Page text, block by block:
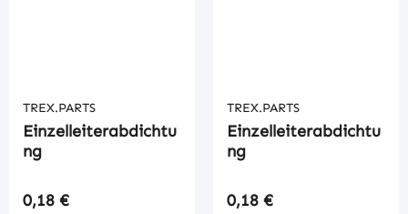
TREX.PARTS
Einzelleiterabdichtu
ng
Regulärer Preis:
0,18 €
TREX.PARTS
Einzelleiterabdichtu
ng
Regulärer Preis:
0,18 €